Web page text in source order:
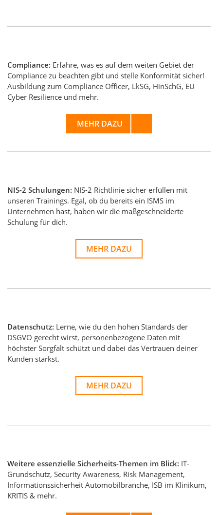
Compliance: Erfahre, was es auf dem weiten Gebiet der
Compliance zu beachten gibt und stelle Konformität sicher!
Ausbildung zum Compliance Officer, LkSG, HinSchG, EU
Cyber Resilience und mehr.
MEHR DAZU
NIS-2 Schulungen: NIS-2 Richtlinie sicher erfüllen mit
unseren Trainings. Egal, ob du bereits ein ISMS im
Unternehmen hast, haben wir die maßgeschneiderte
Schulung für dich.
MEHR DAZU
Datenschutz: Lerne, wie du den hohen Standards der
DSGVO gerecht wirst, personenbezogene Daten mit
höchster Sorgfalt schützt und dabei das Vertrauen deiner
Kunden stärkst.
MEHR DAZU
Weitere essenzielle Sicherheits-Themen im Blick: IT-
Grundschutz, Security Awareness, Risk Management,
Informationssicherheit Automobilbranche, ISB im Klinikum,
KRITIS & mehr.